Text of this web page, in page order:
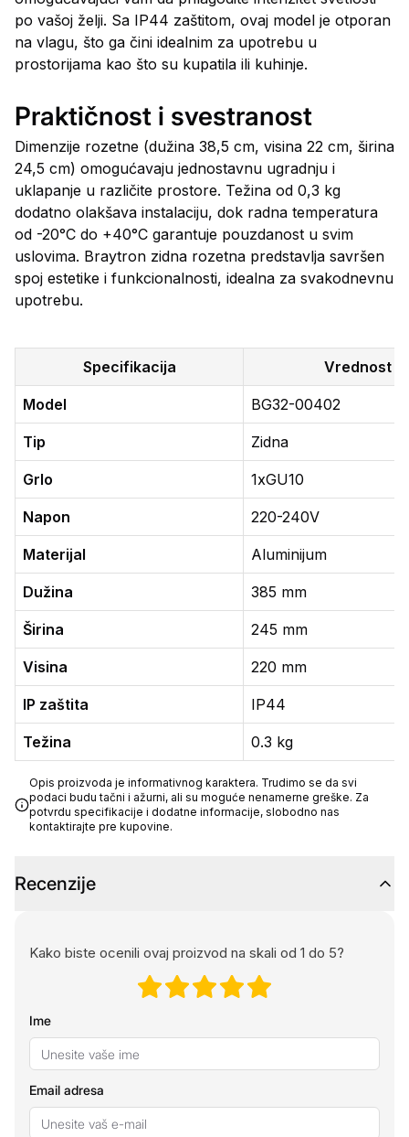
po vašoj želji. Sa IP44 zaštitom, ovaj model je otporan
na vlagu, što ga čini idealnim za upotrebu u
prostorijama kao što su kupatila ili kuhinje.
Praktičnost i svestranost
Dimenzije rozetne (dužina 38,5 cm, visina 22 cm, širina
24,5 cm) omogućavaju jednostavnu ugradnju i
uklapanje u različite prostore. Težina od 0,3 kg
dodatno olakšava instalaciju, dok radna temperatura
od -20°C do +40°C garantuje pouzdanost u svim
uslovima. Braytron zidna rozetna predstavlja savršen
spoj estetike i funkcionalnosti, idealna za svakodnevnu
upotrebu.
Specifikacija Vrednost
Model BG32-00402
Tip Zidna
Grlo 1xGU10
Napon 220-240V
Materijal Aluminijum
Dužina 385 mm
Širina 245 mm
Visina 220 mm
IP zaštita IP44
Težina 0.3 kg
Opis proizvoda je informativnog karaktera. Trudimo se da svi
podaci budu tačni i ažurni, ali su moguće nenamerne greške. Za
potvrdu specifikacije i dodatne informacije, slobodno nas
kontaktirajte pre kupovine.
Recenzije
Kako biste ocenili ovaj proizvod na skali od 1 do 5?
Ime
Email adresa